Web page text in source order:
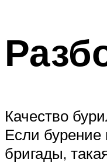
Качество
Если
бригады,